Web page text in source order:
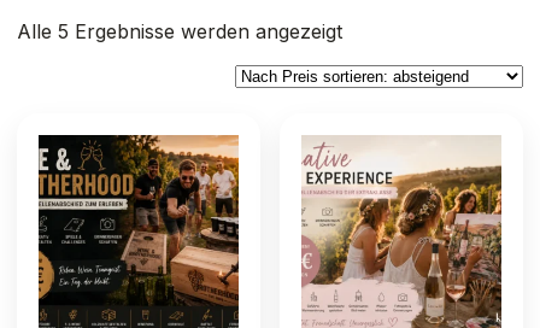
Alle 5 Ergebnisse werden angezeigtNach
Preis
sortiert: